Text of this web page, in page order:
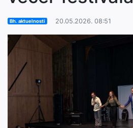
Bh. aktuelnosti 20.05.2026. 08:51